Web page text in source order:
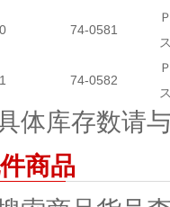
74-0581
74-0582
体库存数请
商品